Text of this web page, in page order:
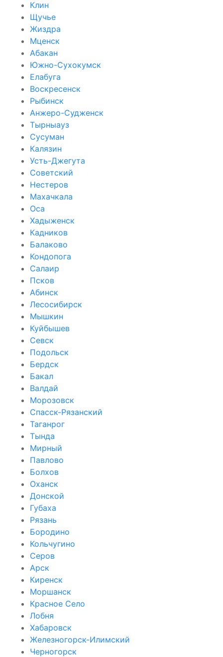
Клин
Щучье
Жиздра
Мценск
Абакан
Южно-Сухокумск
Елабуга
Воскресенск
Рыбинск
Анжеро-Судженск
Тырныауз
Сусуман
Калязин
Усть-Джегута
Советский
Нестеров
Махачкала
Оса
Хадыженск
Кадников
Балаково
Кондопога
Салаир
Псков
Абинск
Лесосибирск
Мышкин
Куйбышев
Севск
Подольск
Бердск
Бакал
Валдай
Морозовск
Спасск-Рязанский
Таганрог
Тында
Мирный
Павлово
Болхов
Оханск
Донской
Губаха
Рязань
Бородино
Кольчугино
Серов
Арск
Киренск
Моршанск
Красное Село
Лобня
Хабаровск
Железногорск-Илимский
Черногорск